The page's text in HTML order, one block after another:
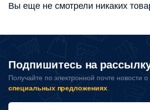
Вы еще не смотрели никаких
Подпишитесь на
Получайте по электронной почте новости
специальных предложениях